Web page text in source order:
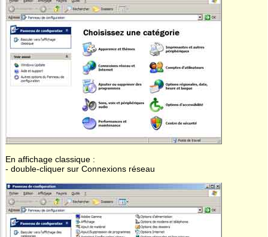
En affichage classique :
- double-cliquer sur Connexions réseau